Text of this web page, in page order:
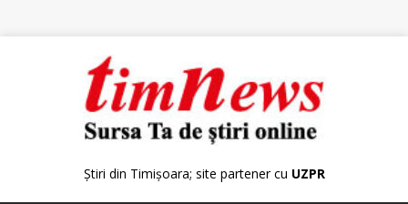
Știri din Timișoara; site partener cu UZPR